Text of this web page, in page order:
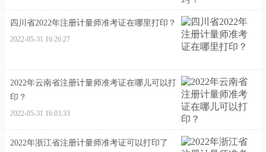
四川省2022年注册计量师准考证在哪里打印？
2022-05-31 16:26:27
2022年云南省注册计量师准考证在哪儿可以打
印？
2022-05-31 16:03:33
2022年浙江省注册计量师准考证可以打印了